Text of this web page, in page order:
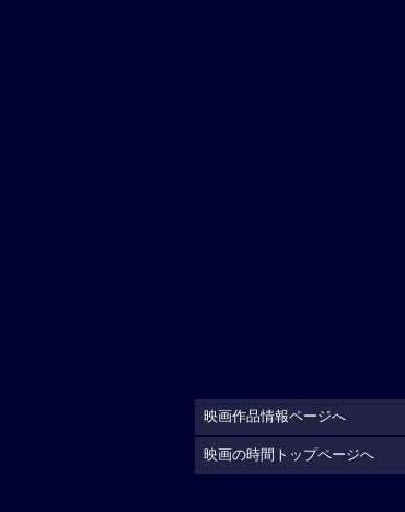
映画作品情報ページへ
映画の時間トップページへ